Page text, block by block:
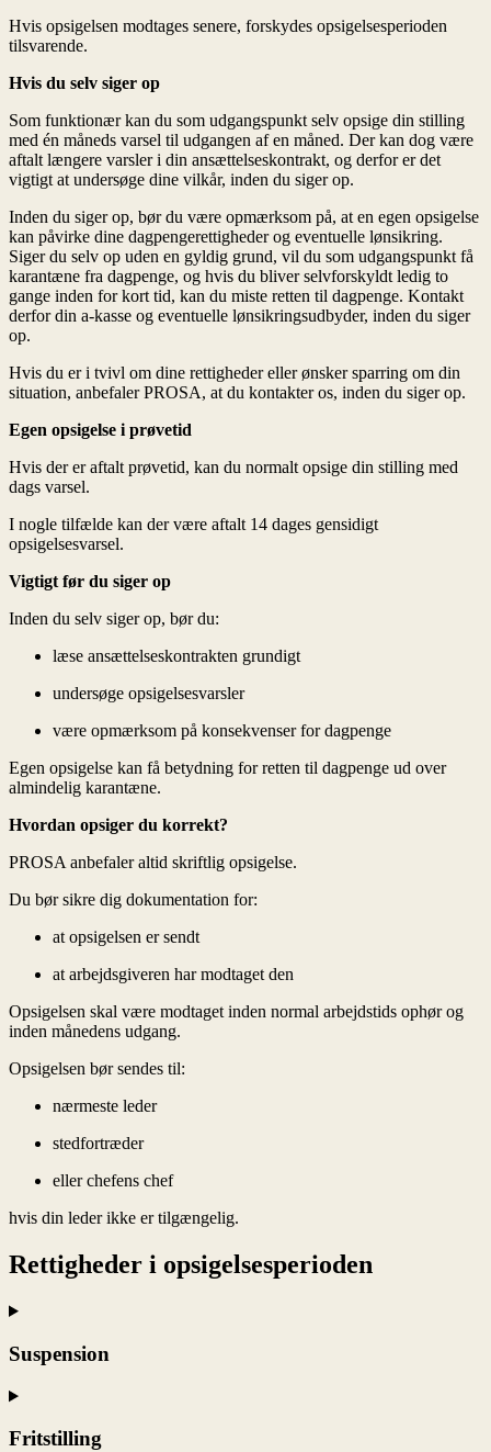
Hvis opsigelsen modtages senere, forskydes opsigelsesperioden
tilsvarende.
Hvis du selv siger op
Som funktionær kan du som udgangspunkt selv opsige din stilling
med én måneds varsel til udgangen af en måned. Der kan dog være
aftalt længere varsler i din ansættelseskontrakt, og derfor er det
vigtigt at undersøge dine vilkår, inden du siger op.
Inden du siger op, bør du være opmærksom på, at en egen opsigelse
kan påvirke dine dagpengerettigheder og eventuelle lønsikring.
Siger du selv op uden en gyldig grund, vil du som udgangspunkt få
karantæne fra dagpenge, og hvis du bliver selvforskyldt ledig to
gange inden for kort tid, kan du miste retten til dagpenge. Kontakt
derfor din a-kasse og eventuelle lønsikringsudbyder, inden du siger
op.
Hvis du er i tvivl om dine rettigheder eller ønsker sparring om din
situation, anbefaler PROSA, at du kontakter os, inden du siger op.
Egen opsigelse i prøvetid
Hvis der er aftalt prøvetid, kan du normalt opsige din stilling med
dags varsel.
I nogle tilfælde kan der være aftalt 14 dages gensidigt
opsigelsesvarsel.
Vigtigt før du siger op
Inden du selv siger op, bør du:
læse ansættelseskontrakten grundigt
undersøge opsigelsesvarsler
være opmærksom på konsekvenser for dagpenge
Egen opsigelse kan få betydning for retten til dagpenge ud over
almindelig karantæne.
Hvordan opsiger du korrekt?
PROSA anbefaler altid skriftlig opsigelse.
Du bør sikre dig dokumentation for:
at opsigelsen er sendt
at arbejdsgiveren har modtaget den
Opsigelsen skal være modtaget inden normal arbejdstids ophør og
inden månedens udgang.
Opsigelsen bør sendes til:
nærmeste leder
stedfortræder
eller chefens chef
hvis din leder ikke er tilgængelig.
Rettigheder i opsigelsesperioden
Suspension
Fritstilling